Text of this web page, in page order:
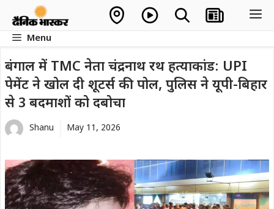
contentMenu
बंगाल में TMC नेता चंद्रनाथ रथ हत्याकांड: UPI
पेमेंट ने खोल दी शूटर्स की पोल, पुलिस ने यूपी-बिहार
से 3 बदमाशों को दबोचा
Shanu May 11, 2026